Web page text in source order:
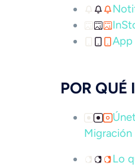
App
POR QUÉ
Lo